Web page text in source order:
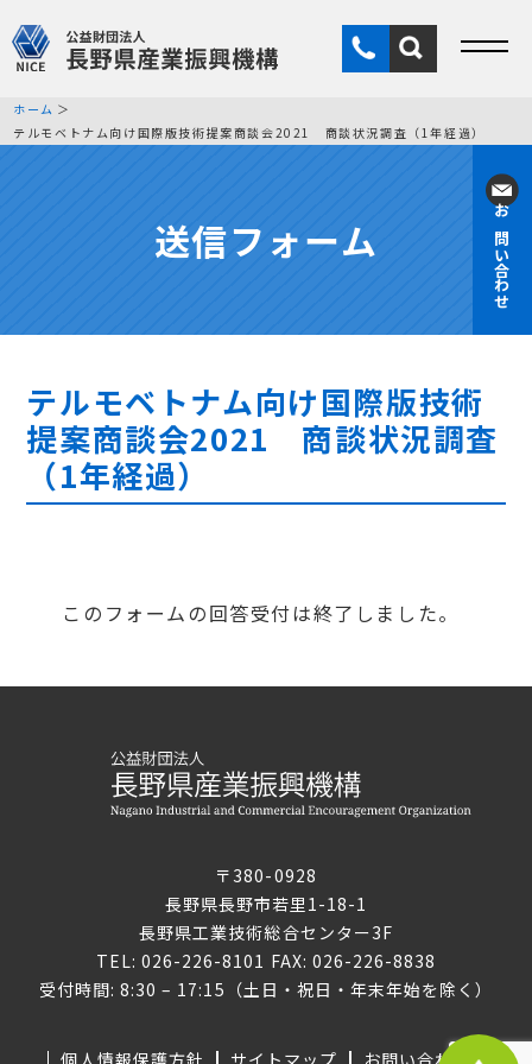
お問い合わせ
ホーム
テルモベトナム向け国際版技術提案商談会2021 商談状況調査（1年経過）
送信フォーム
テルモベトナム向け国際版技術
提案商談会2021 商談状況調査
（1年経過）
このフォームの回答受付は終了しました。
〒380-0928
長野県長野市若里1-18-1
長野県工業技術総合センター3F
TEL: 026-226-8101 FAX: 026-226-8838
受付時間: 8:30 – 17:15（土日・祝日・年末年始を除く）
個人情報保護方針 サイトマップ お問い合わせ